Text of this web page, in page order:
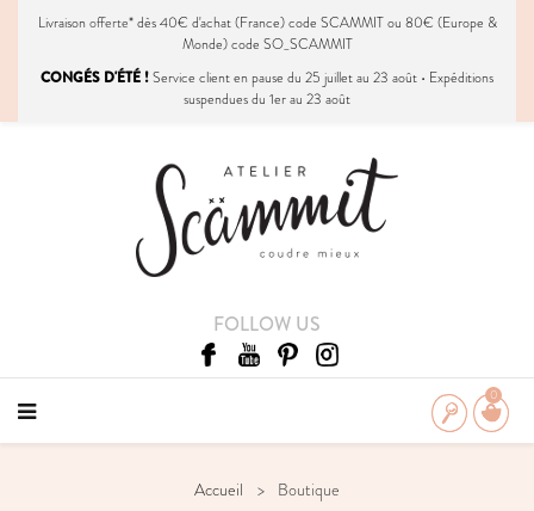
Livraison offerte* dès 40€ d'achat (France) code SCAMMIT ou 80€ (Europe &
Monde) code SO_SCAMMIT
CONGÉS D'ÉTÉ !Service client en pause du 25 juillet au 23 août • Expéditions
suspendues du 1er au 23 août
FOLLOW US
0
Accueil Boutique